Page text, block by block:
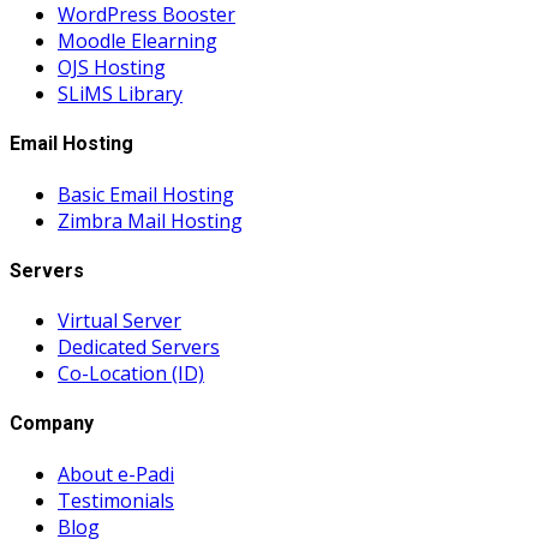
WordPress Booster
Moodle Elearning
OJS Hosting
SLiMS Library
Email Hosting
Basic Email Hosting
Zimbra Mail Hosting
Servers
Virtual Server
Dedicated Servers
Co-Location (ID)
Company
About e-Padi
Testimonials
Blog